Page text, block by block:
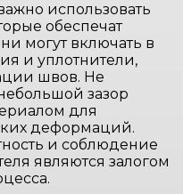
использовать
обеспечат
могут включать в
и уплотнители,
швов. Не
зазор
для
деформаций.
и соблюдение
являются залогом